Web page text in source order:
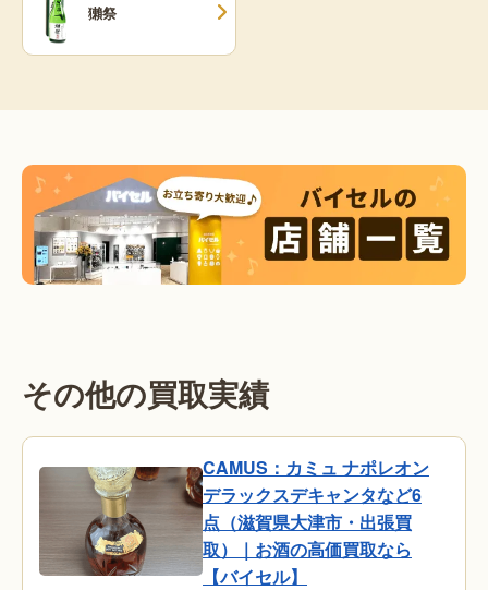
獺祭
その他の買取実績
CAMUS：カミュ ナポレオン
デラックスデキャンタなど6
点（滋賀県大津市・出張買
取）｜お酒の高価買取なら
【バイセル】